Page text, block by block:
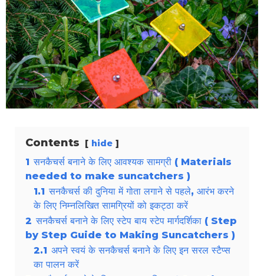
Contents hide
1 सनकैचर्स बनाने के लिए आवश्यक सामग्री ( Materials
needed to make suncatchers )
1.1 सनकैचर्स की दुनिया में गोता लगाने से पहले, आरंभ करने
के लिए निम्नलिखित सामग्रियों को इकट्ठा करें
2 सनकैचर्स बनाने के लिए स्टेप बाय स्टेप मार्गदर्शिका ( Step
by Step Guide to Making Suncatchers )
2.1 अपने स्वयं के सनकैचर्स बनाने के लिए इन सरल स्टैप्स
का पालन करें